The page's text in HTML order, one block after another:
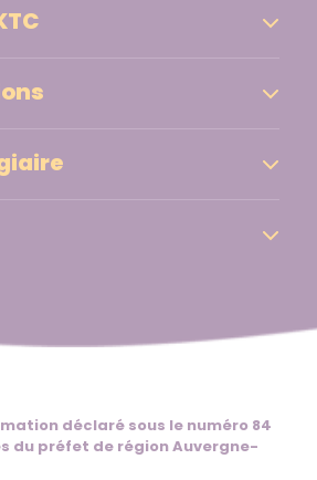
déclaré sous le numéro 84
du préfet de région Auvergne-